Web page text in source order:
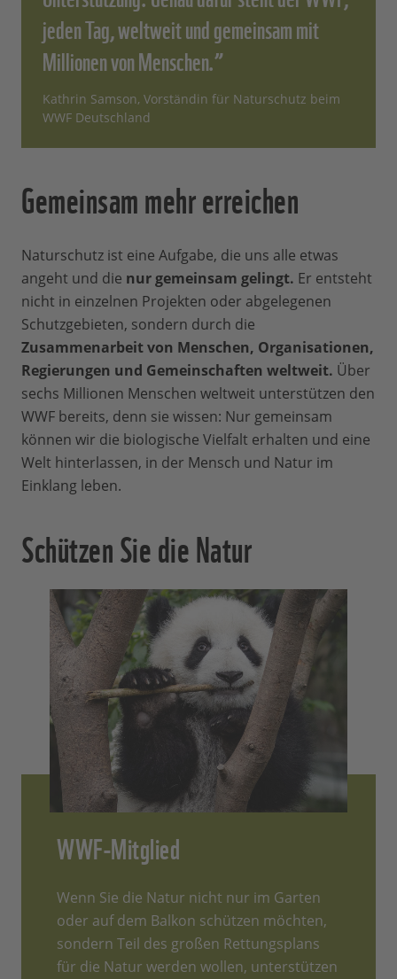
jeden Tag, weltweit und gemeinsam mit
Millionen von Menschen.”
Kathrin Samson, Vorständin für Naturschutz beim
WWF Deutschland
Gemeinsam mehr erreichen
Naturschutz ist eine Aufgabe, die uns alle etwas
angeht und die nur gemeinsam gelingt. Er entsteht
nicht in einzelnen Projekten oder abgelegenen
Schutzgebieten, sondern durch die
Zusammenarbeit von Menschen, Organisationen,
Regierungen und Gemeinschaften weltweit. Über
sechs Millionen Menschen weltweit unterstützen den
WWF bereits, denn sie wissen: Nur gemeinsam
können wir die biologische Vielfalt erhalten und eine
Welt hinterlassen, in der Mensch und Natur im
Einklang leben.
Schützen Sie die Natur
WWF-Mitglied
Wenn Sie die Natur nicht nur im Garten
oder auf dem Balkon schützen möchten,
sondern Teil des großen Rettungsplans
für die Natur werden wollen, unterstützen